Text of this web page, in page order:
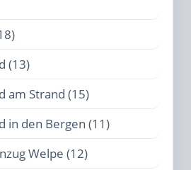
(13)
am Strand (15)
in den Bergen (11)
Welpe (12)